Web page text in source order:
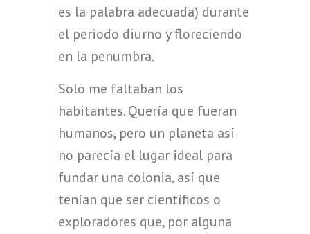
es la palabra adecuada) durante
el periodo diurno y floreciendo
en la penumbra.
Solo me faltaban los
habitantes. Quería que fueran
humanos, pero un planeta así
no parecía el lugar ideal para
fundar una colonia, así que
tenían que ser científicos o
exploradores que, por alguna